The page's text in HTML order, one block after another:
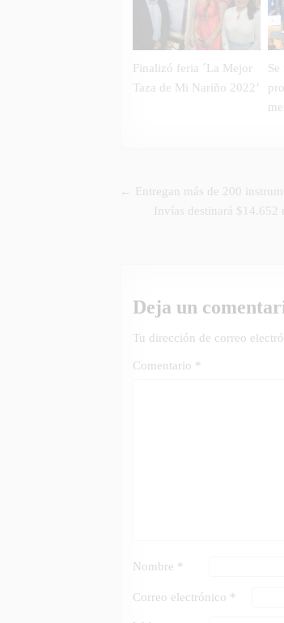
Finalizó feria ´La Mejor
Taza de Mi Nariño 2022’
Se
Navegación
← Entregan más de 200
Invías destinará $14.652
Deja un
Tu dirección de correo
Comentario *
Nombre *
Correo electrónico *